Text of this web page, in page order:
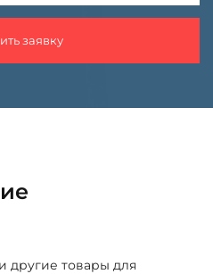
заявку
другие товары для